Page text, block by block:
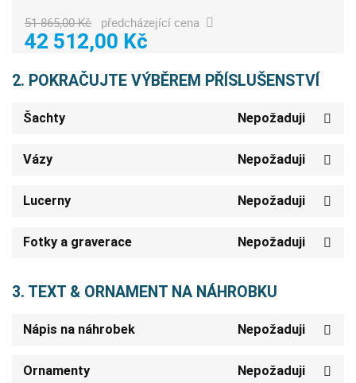
51 865,00 Kč předcházející cena
42 512,00 Kč
2. POKRAČUJTE VÝBĚREM PŘÍSLUŠENSTVÍ
Šachty Nepožaduji
Vázy Nepožaduji
Lucerny Nepožaduji
Fotky a graverace Nepožaduji
3. TEXT & ORNAMENT NA NÁHROBKU
Nápis na náhrobek Nepožaduji
Ornamenty Nepožaduji